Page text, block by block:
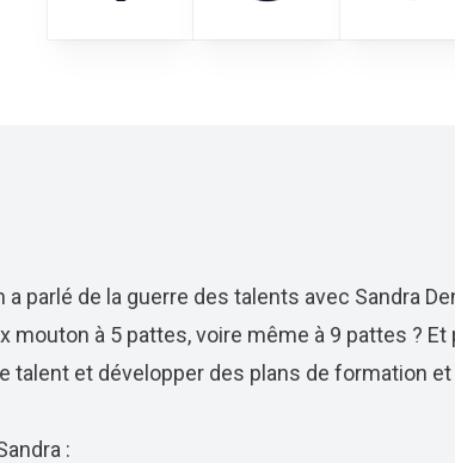
a parlé de la guerre des talents avec Sandra
mouton à 5 pattes, voire même à 9 pattes ? Et
talent et développer des plans de formation
: